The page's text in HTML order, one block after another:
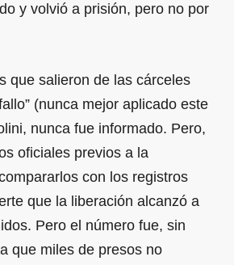
y volvió a prisión, pero no por
que salieron de las cárceles
(nunca mejor aplicado este
nunca fue informado. Pero,
oficiales previos a la
con los registros
que la liberación alcanzó a
Pero el número fue, sin
que miles de presos no